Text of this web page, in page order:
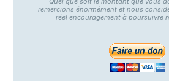
remercions énormément et nous
réel encouragement à poursuivre